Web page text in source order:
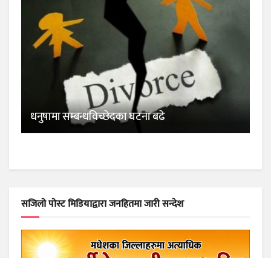
धनुषामा सम्बन्धविच्छेदका घटना बढे
सजिलो पोस्ट मिडियाद्वारा जनहितमा जारी सन्देश